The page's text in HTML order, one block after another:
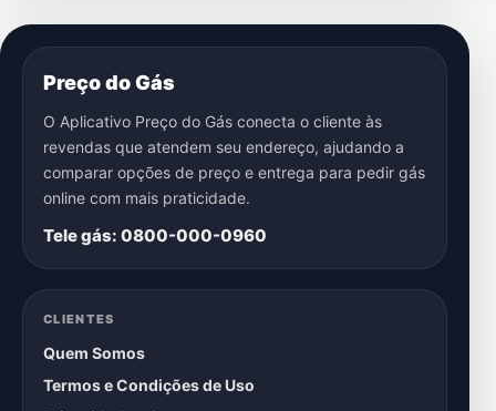
Preço do Gás
O Aplicativo Preço do Gás conecta o cliente às
revendas que atendem seu endereço, ajudando a
comparar opções de preço e entrega para pedir gás
online com mais praticidade.
Tele gás: 0800-000-0960
CLIENTES
Quem Somos
Termos e Condições de Uso